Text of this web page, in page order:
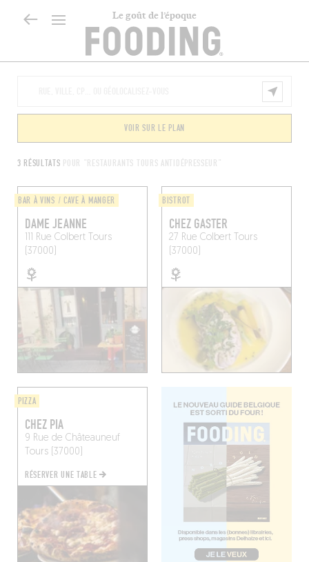
Le goût de l’époque
3 RÉSULTATS POUR "RESTAURANTS TOURS ANTIDÉPRESSEUR"
VOIR SUR LE PLAN
BAR À VINS / CAVE À MANGER
DAME JEANNE
111 Rue ColbertTours
(37000)
BISTROT
CHEZ GASTER
27 Rue Colbert Tours
(37000)
PIZZA
CHEZ PIA
9 Rue de Châteauneuf
Tours (37000)
RÉSERVER UNE TABLE